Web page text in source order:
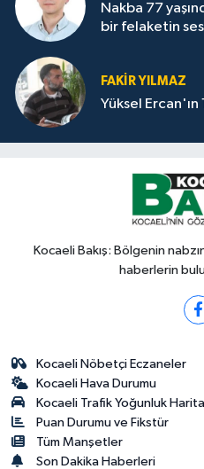
Nakba 77
bir felaketin
FAKİR YILMAZ
Yüksel
Kocaeli Bakış: Bölgenin
haberlerin
Kocaeli Nöbetçi Eczaneler
Kocaeli Hava Durumu
Kocaeli Trafik Yoğunluk
Puan Durumu ve Fikstür
Tüm Manşetler
Son Dakika Haberleri